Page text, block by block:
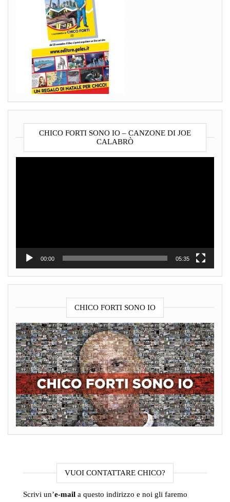
CHICO FORTI SONO IO – CANZONE DI JOE
CALABRÒ
00:00 05:35
CHICO FORTI SONO IO
VUOI CONTATTARE CHICO?
Scrivi un’e-mail a questo indirizzo e noi gli faremo